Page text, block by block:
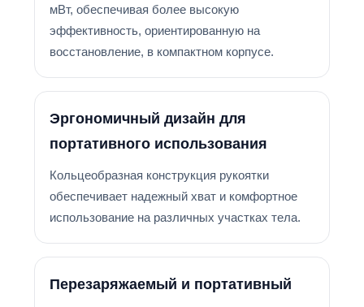
мВт, обеспечивая более высокую
эффективность, ориентированную на
восстановление, в компактном корпусе.
Эргономичный дизайн для
портативного использования
Кольцеобразная конструкция рукоятки
обеспечивает надежный хват и комфортное
использование на различных участках тела.
Перезаряжаемый и портативный